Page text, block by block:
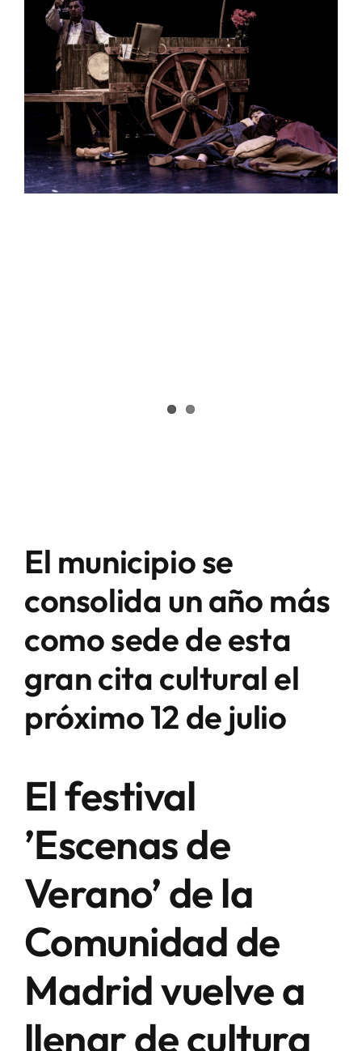
El municipio se
consolida un año más
como sede de esta
gran cita cultural el
próximo 12 de julio
El festival
’Escenas de
Verano’ de la
Comunidad de
Madrid vuelve a
llenar de cultura